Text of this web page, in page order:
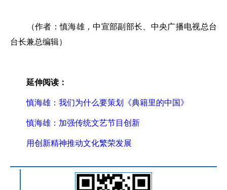
（作者：慎海雄，中宣部副部长、中央广播电视总台
台长兼总编辑）
延伸阅读：
慎海雄：我们为什么要策划《典籍里的中国》
慎海雄：加强传统文艺节目创新
用创新精神推动文化繁荣发展